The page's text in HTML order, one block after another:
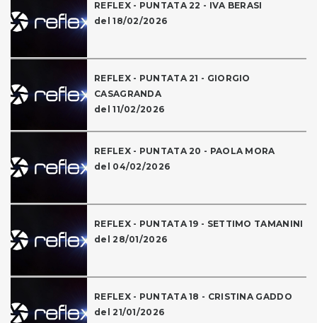
REFLEX - PUNTATA 22 - IVA BERASI
del 18/02/2026
REFLEX - PUNTATA 21 - GIORGIO
CASAGRANDA
del 11/02/2026
REFLEX - PUNTATA 20 - PAOLA MORA
del 04/02/2026
REFLEX - PUNTATA 19 - SETTIMO TAMANINI
del 28/01/2026
REFLEX - PUNTATA 18 - CRISTINA GADDO
del 21/01/2026